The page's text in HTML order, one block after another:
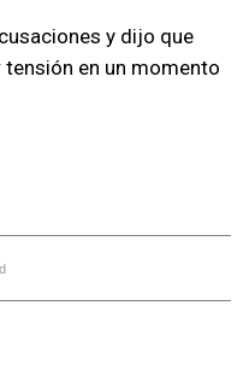
y dijo que
en un momento